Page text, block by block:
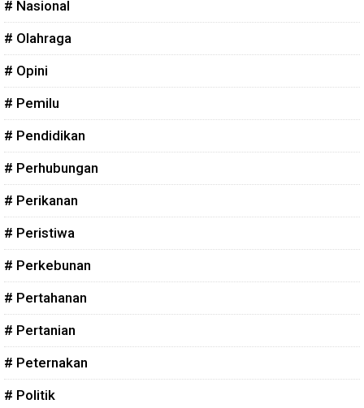
# Nasional
# Olahraga
# Opini
# Pemilu
# Pendidikan
# Perhubungan
# Perikanan
# Peristiwa
# Perkebunan
# Pertahanan
# Pertanian
# Peternakan
# Politik